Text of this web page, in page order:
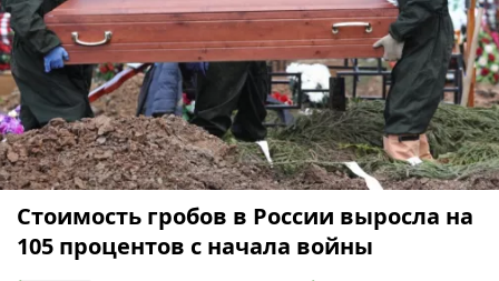
Стоимость гробов в России выросла на
105 процентов с начала войны